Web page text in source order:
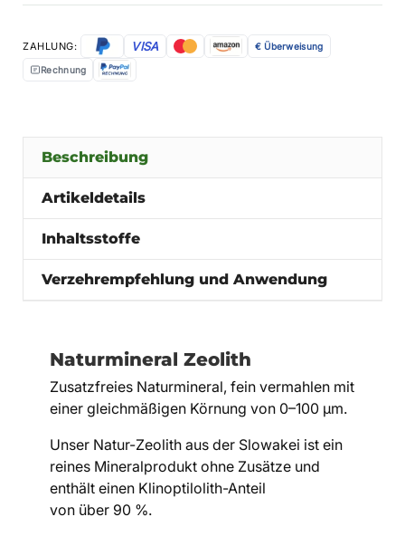
ZAHLUNG: VISA € Überweisung
Rechnung
Beschreibung
Artikeldetails
Inhaltsstoffe
Verzehrempfehlung und Anwendung
Naturmineral Zeolith
Zusatzfreies Naturmineral, fein vermahlen mit
einer gleichmäßigen Körnung von 0–100 µm.
Unser Natur-Zeolith aus der Slowakei ist ein
reines Mineralprodukt ohne Zusätze und
enthält einen Klinoptilolith-Anteil
von über 90 %.